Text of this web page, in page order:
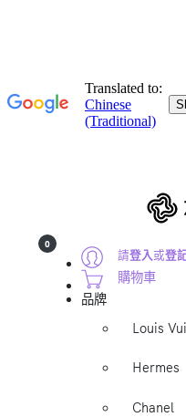
請登入或登
0
購物車
品牌
Louis
Hermes
Chanel